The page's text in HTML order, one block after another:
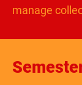
manage